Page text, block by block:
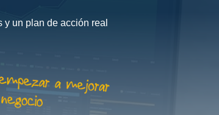
un plan de acción real